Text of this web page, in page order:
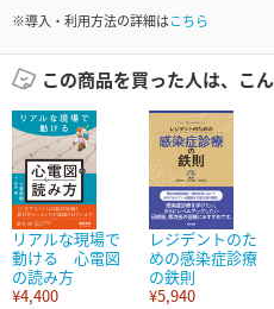
※導入・利用方法の詳細はこちら
この商品を買った人は、こ
リアルな現場で
動ける 心電図
の読み方
¥4,400
レジデントのた
めの感染症診療
の鉄則
¥5,940